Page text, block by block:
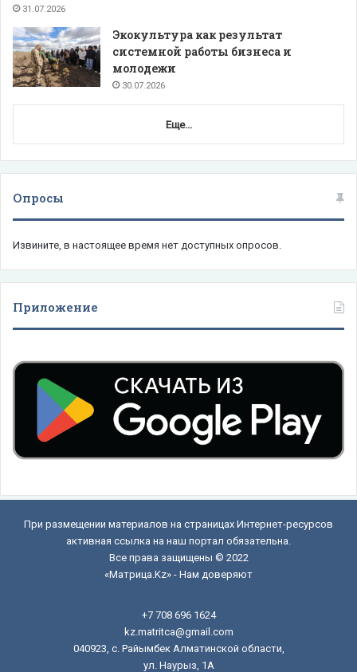
31.07.2026
Экокультура как результат
системной работы бизнеса и
молодежи
30.07.2026
Еще...
Опросы
Извините, в настоящее время нет доступных опросов.
Приложение
При размещении материалов на страницах Интернет-ресурсов
активная ссылка на наш портал обязательна.
Все права защищены © 2022
«Матрица.Kz» - Нам доверяют
+7 708 696 1624
kz.matritca@gmail.com
040923, с. Райымбек Алматинской области,
ул. Наурыз, 1А